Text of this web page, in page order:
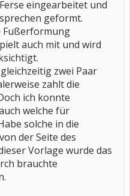
eingearbeitet und
geformt.
Fußerformung
auch mit und wird
zwei Paar
zahlt die
ich konnte
welche für
solche in die
der Seite des
Vorlage wurde das
brauchte